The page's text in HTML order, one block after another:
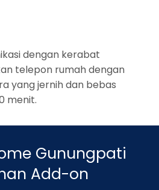
dengan kerabat
telepon rumah dengan
yang jernih dan bebas
menit.
Gunungpati
Add-on